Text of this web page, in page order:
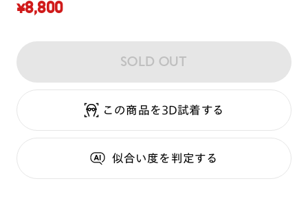
¥8,800
SOLD OUT
この商品を3D試着する
似合い度を判定する